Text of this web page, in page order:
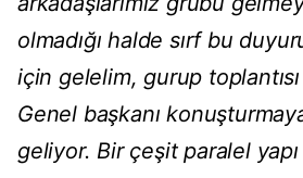
olmadığı halde sırf bu
için gelelim, gurup
Genel başkanı
geliyor. Bir çeşit paralel